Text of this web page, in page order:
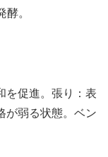
。
を促進。張り：表
が弱る状態。ベン